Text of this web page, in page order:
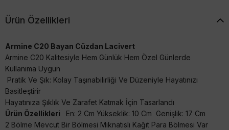
Ürün Özellikleri
Armine C20 Bayan Cüzdan Lacivert
Armine C20 Kalitesiyle Hem Günlük Hem Özel Günlerde
Kullanıma Uygun
Pratik Ve Şık: Kolay Taşınabilirliği Ve Düzeniyle Hayatınızı
Basitleştirir
Hayatınıza Şıklık Ve Zarafet Katmak İçin Tasarlandı
Ürün Özellikleri
En: 2 Cm Yükseklik: 10 Cm Genişlik: 17 Cm
2 Bölme Mevcut Bir Bölmesi Mıknatıslı Kağıt Para Bölmesi Var